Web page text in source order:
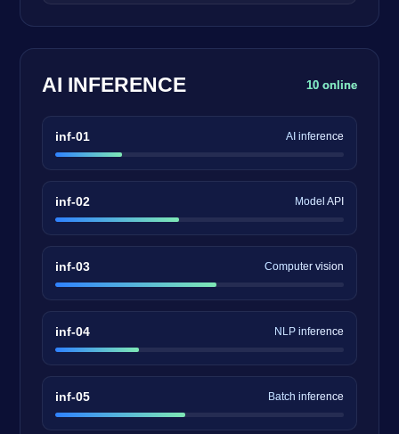
AI INFERENCE 10 online
inf-01 AI inference
inf-02 Model API
inf-03 Computer vision
inf-04 NLP inference
inf-05 Batch inference